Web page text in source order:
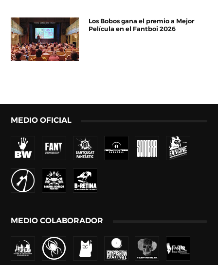
Los Bobos gana el premio a Mejor
Película en el Fantboi 2026
MEDIO OFICIAL
MEDIO COLABORADOR